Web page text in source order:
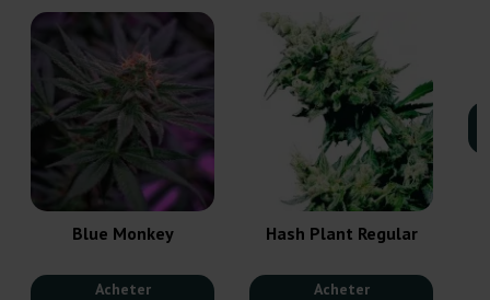
Blue Monkey
Acheter
Hash Plant Regular
Acheter